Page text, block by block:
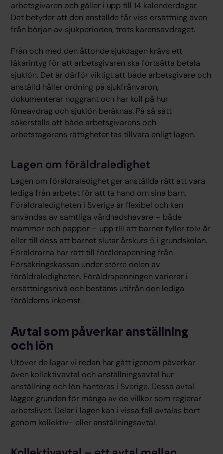
arbetsgivaren och gäller i upp till 14 kalenderdagar.
Det betyder att den anställde får viss ersättning även
från början av sjukperioden, trots karensavdraget.
Från och med den åttonde sjukdagen krävs ett
läkarintyg för att arbetsgivaren ska fortsätta betala
sjuklön. Det är därför viktigt att både arbetsgivare och
anställd håller ordning på sjukfrånvaron,
dokumenterar noggrant och har koll på hur
löneavdrag och sjuklön beräknas. På så sätt
säkerställs att både arbetsgivarens och
arbetstagarens rättigheter tas tillvara enligt lagen.
Lagen om föräldraledighet
Lagen om föräldraledighet ger anställda rätt att vara
lediga från arbetet för att ta hand om sina barn.
Föräldraledigheten i Sverige är flexibel och kan
användas av samtliga vårdnadshavare – både
mammor och pappor – upp till att barnet fyller tolv år
eller till dess att barnet slutar årskurs 5 i grundskolan.
Föräldrarna har rätt till föräldrapenning från
Försäkringskassan under större delen av
föräldraledigheten. Föräldrapenningen varierar i
ersättningsnivå och bestäms utifrån den lediga
förälderns inkomst.
Avtal som påverkar anställning
och lön
Utöver de lagar vi redan har gått igenom påverkar
även kollektivavtal och anställningsavtal hur
anställning och lön hanteras i Sverige. Dessa avtal
lägger grunden för många av de villkor som reglerar
arbetslivet. Delar i lagen kan i vissa fall avtalas bort
genom kollektiv- eller anställningsavtal.